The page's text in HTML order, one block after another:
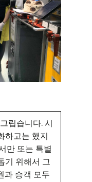
립습니다. 시
하고는 했지
만 또는 특별
기 위해서 그
과 승객 모두